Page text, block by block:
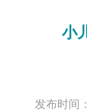
小
发布时间：